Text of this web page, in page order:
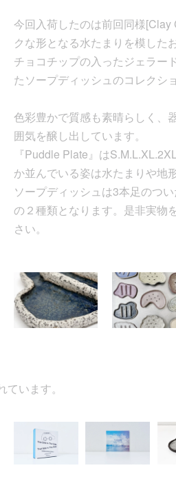
今回入荷したのは前回同様[Clay
クな形となる水たまりを模した
チョコチップの入ったジェラー
たソープディッシュのコレクシ
色彩豊かで質感も素晴らしく、
囲気を醸し出しています。
『Puddle Plate』は
か並んでいる姿は水たまりや地
ソープディッシュは3本足のつ
の２種類となります。是非実物
さい。
います。